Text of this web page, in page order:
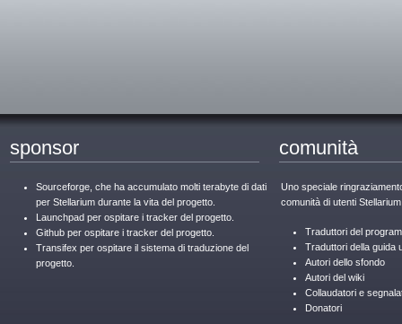
sponsor
Sourceforge, che ha accumulato molti terabyte di dati
per Stellarium durante la vita del progetto.
Launchpad per ospitare i tracker del progetto.
Github per ospitare i tracker del progetto.
Transifex per ospitare il sistema di traduzione del
progetto.
comunità
Uno speciale
comunità di utenti
Traduttori del
Traduttori della guida
Autori dello sfondo
Autori del wiki
Collaudatori e
Donatori